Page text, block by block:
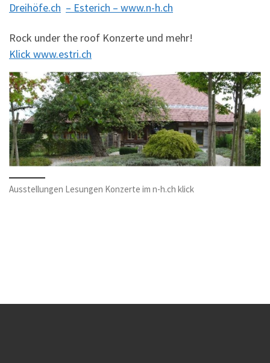
Dreihöfe.ch – Esterich – www.n-h.ch
Rock under the roof Konzerte und mehr!
Klick www.estri.ch
Ausstellungen Lesungen Konzerte im n-h.ch klick